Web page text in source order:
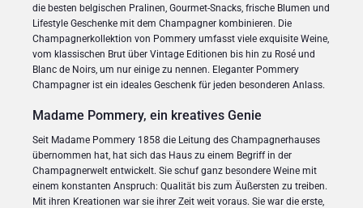
die besten belgischen Pralinen, Gourmet-Snacks, frische Blumen und
Lifestyle Geschenke mit dem Champagner kombinieren. Die
Champagnerkollektion von Pommery umfasst viele exquisite Weine,
vom klassischen Brut über Vintage Editionen bis hin zu Rosé und
Blanc de Noirs, um nur einige zu nennen. Eleganter Pommery
Champagner ist ein ideales Geschenk für jeden besonderen Anlass.
Madame Pommery, ein kreatives Genie
Seit Madame Pommery 1858 die Leitung des Champagnerhauses
übernommen hat, hat sich das Haus zu einem Begriff in der
Champagnerwelt entwickelt. Sie schuf ganz besondere Weine mit
einem konstanten Anspruch: Qualität bis zum Äußersten zu treiben.
Mit ihren Kreationen war sie ihrer Zeit weit voraus. Sie war die erste,